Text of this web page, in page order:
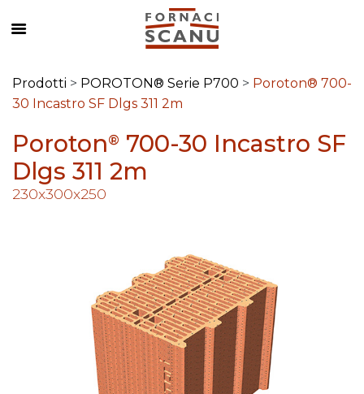
Prodotti > POROTON® Serie P700 > Poroton® 700-
30 Incastro SF Dlgs 311 2m
Poroton® 700-30 Incastro SF
Dlgs 311 2m
230x300x250